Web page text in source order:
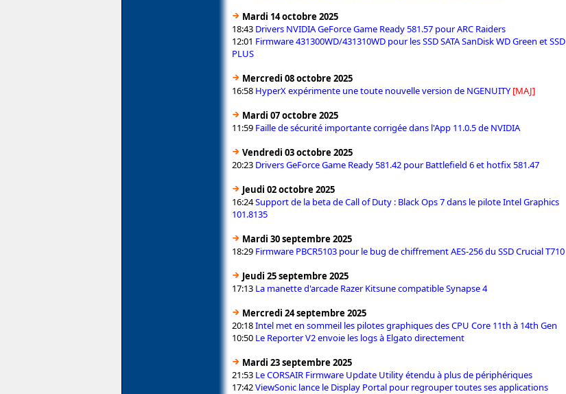
Mardi 14 octobre 2025
18:43 Drivers NVIDIA GeForce Game Ready 581.57 pour ARC Raiders
12:01 Firmware 431300WD/431310WD pour les SSD SATA SanDisk WD Green et SSD
PLUS
Mercredi 08 octobre 2025
16:58 HyperX expérimente une toute nouvelle version de NGENUITY [MAJ]
Mardi 07 octobre 2025
11:59 Faille de sécurité importante corrigée dans l'App 11.0.5 de NVIDIA
Vendredi 03 octobre 2025
20:23 Drivers GeForce Game Ready 581.42 pour Battlefield 6 et hotfix 581.47
Jeudi 02 octobre 2025
16:24Support de la beta de Call of Duty : Black Ops 7 dans le pilote Intel Graphics
101.8135
Mardi 30 septembre 2025
18:29 Firmware PBCR5103 pour le bug de chiffrement AES-256 du SSD Crucial T710
Jeudi 25 septembre 2025
17:13 La manette d'arcade Razer Kitsune compatible Synapse 4
Mercredi 24 septembre 2025
20:18Intel met en sommeil les pilotes graphiques des CPU Core 11th à 14th Gen
10:50 Le Reporter V2 envoie les logs à Elgato directement
Mardi 23 septembre 2025
21:53 Le CORSAIR Firmware Update Utility étendu à plus de périphériques
17:42ViewSonic lance le Display Portal pour regrouper toutes ses applications